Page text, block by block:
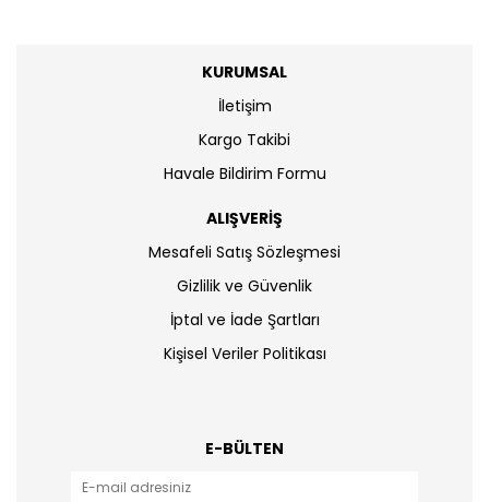
KURUMSAL
İletişim
Kargo Takibi
Havale Bildirim Formu
ALIŞVERİŞ
Mesafeli Satış Sözleşmesi
Gizlilik ve Güvenlik
İptal ve İade Şartları
Kişisel Veriler Politikası
E-BÜLTEN